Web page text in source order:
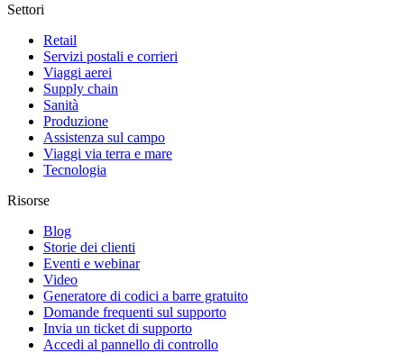
Settori
Retail
Servizi postali e corrieri
Viaggi aerei
Supply chain
Sanità
Produzione
Assistenza sul campo
Viaggi via terra e mare
Tecnologia
Risorse
Blog
Storie dei clienti
Eventi e webinar
Video
Generatore di codici a barre gratuito
Domande frequenti sul supporto
Invia un ticket di supporto
Accedi al pannello di controllo